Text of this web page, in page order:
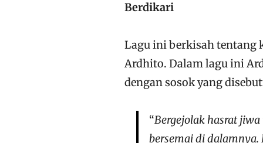
Berdikari
Lagu ini berkisah tentang
Ardhito. Dalam lagu ini
dengan sosok yang
“Bergejolak hasrat
bersemai di